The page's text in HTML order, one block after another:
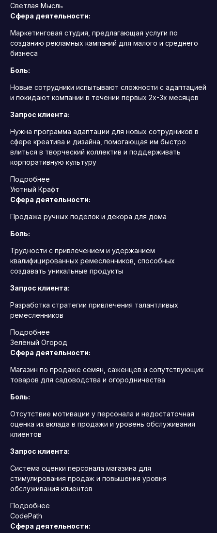
Светлая Мысль
Сфера деятельности:
Маркетинговая студия, предлагающая услуги по
созданию рекламных кампаний для малого и среднего
бизнеса
Боль:
Новые сотрудники испытывают сложности с адаптацией
и покидают компании в течении первых 2х-3х месяцев
Запрос клиента:
Нужна программа адаптации для новых сотрудников в
сфере креатива и дизайна, помогающая им быстро
влиться в творческий коллектив и поддерживать
корпоративную культуру
Подробнее
Уютный Крафт
Сфера деятельности:
Продажа ручных поделок и декора для дома
Боль:
Трудности с привлечением и удержанием
квалифицированных ремесленников, способных
создавать уникальные продукты
Запрос клиента:
Разработка стратегии привлечения талантливых
ремесленников
Подробнее
Зелёный Огород
Сфера деятельности:
Магазин по продаже семян, саженцев и сопутствующих
товаров для садоводства и огородничества
Боль:
Отсутствие мотивации у персонала и недостаточная
оценка их вклада в продажи и уровень обслуживания
клиентов
Запрос клиента:
Система оценки персонала магазина для
стимулирования продаж и повышения уровня
обслуживания клиентов
Подробнее
CodePath
Сфера деятельности: